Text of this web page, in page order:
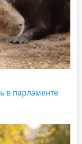
в парламенте